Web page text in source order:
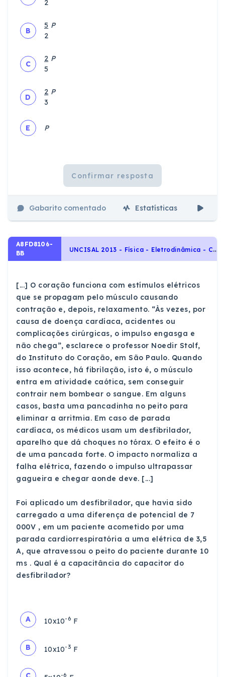
2
B
5 P
2
C
2 P
5
D
2 P
3
E P
Confirmar resposta
Gabarito comentado Estatísticas
A8FD8106-
BB
U
NCISAL 2013 - Física - Eletrodinâmica - Corrente Elétrica, Circuitos Elétricos e Leis de Kirchhoff, Eletricidade
[...] O coração funciona com estímulos elétricos
que se propagam pelo músculo causando
contração e, depois, relaxamento. “Às vezes, por
causa de doença cardíaca, acidentes ou
complicações cirúrgicas, o impulso engasga e
não chega”, esclarece o professor Noedir Stolf,
do Instituto do Coração, em São Paulo. Quando
isso acontece, há fibrilação, isto é, o músculo
entra em atividade caótica, sem conseguir
contrair nem bombear o sangue. Em alguns
casos, basta uma pancadinha no peito para
eliminar a arritmia. Em caso de parada
cardíaca, os médicos usam um desfibrilador,
aparelho que dá choques no tórax. O efeito é o
de uma pancada forte. O impacto normaliza a
falha elétrica, fazendo o impulso ultrapassar
gagueira e chegar aonde deve. [...]
Foi aplicado um desfibrilador, que havia sido
carregado a uma diferença de potencial de 7
000V , em um paciente acometido por uma
parada cardiorrespiratória a uma elétrica de 3,5
A, que atravessou o peito do paciente durante 10
ms . Qual é a capacitância do capacitor do
desfibrilador?
A 10x10-6 F
B 10x10-3 F
-6